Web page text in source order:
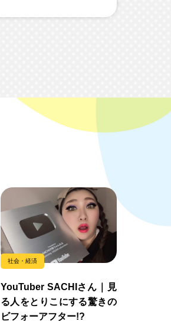
社会・経済
YouTuber SACHIさん｜見
る人をとりこにする驚きの
ビフォーアフター!?